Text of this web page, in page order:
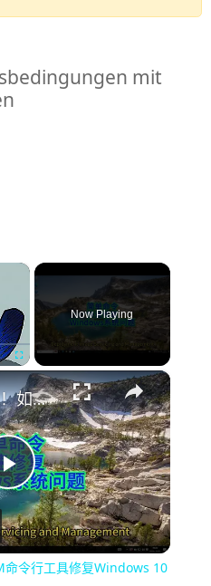
mit
×
Fullscreen
Now Playing
×
Play
Video
不用重装系统！如何用DISM命令行工具修复Windows 10损坏文件
命令行工具修复Windows 10